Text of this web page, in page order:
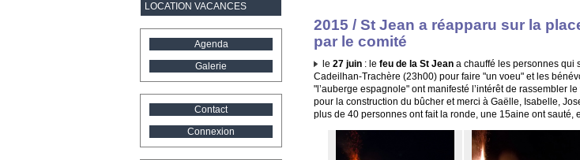
2015 / St Jean a réapparu sur la
par le comité
le 27 juin : le feu de la St Jean a chauffé les personnes qui
Cadeilhan-Trachère (23h00) pour faire "un voeu" et les
"l’auberge espagnole" ont manifesté l’intérêt de rassembler
pour la construction du bûcher et merci à Gaëlle, Isabelle,
plus de 40 personnes ont fait la ronde, une 15aine ont sauté,
LOCATION VACANCES
Agenda
Galerie
Contact
Connexion